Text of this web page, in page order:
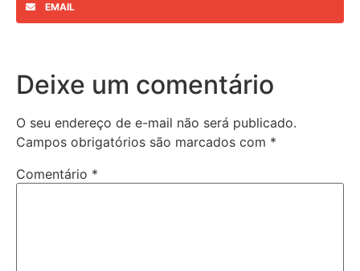
EMAIL
Deixe um comentário
O seu endereço de e-mail não será publicado.
Campos obrigatórios são marcados com *
Comentário *